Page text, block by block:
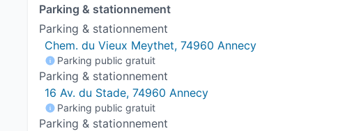
Parking & stationnement
Parking & stationnement
Chem. du Vieux Meythet, 74960 Annecy
Parking public gratuit
Parking & stationnement
16 Av. du Stade, 74960 Annecy
Parking public gratuit
Parking & stationnement